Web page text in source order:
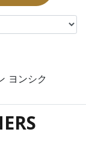
ヨンシク